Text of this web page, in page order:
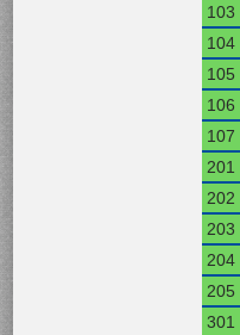
103
104
105
106
107
201
202
203
204
205
301